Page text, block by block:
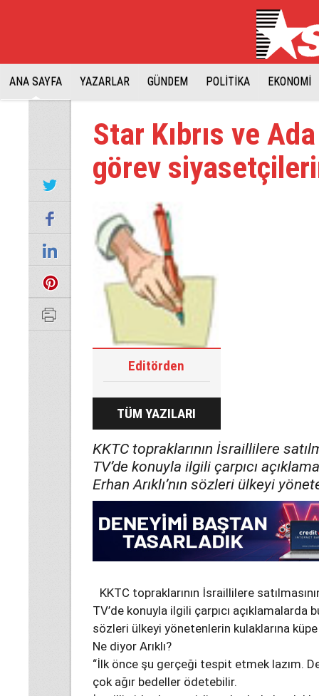
ANA SAYFA YAZARLAR GÜNDEM POLİTİKA EKONOMİ
Star Kıbrıs ve
görev
Editörden
TÜM YAZILARI
KKTC topraklarının İsraillilere
TV’de konuyla ilgili çarpıcı
Erhan Arıklı’nın sözleri ülkeyi
KKTC topraklarının İsraillilere
TV’de konuyla ilgili çarpıcı açıklamalarda
sözleri ülkeyi yönetenlerin kulaklarına küpe
Ne diyor Arıklı?
“İlk önce şu gerçeği tespit etmek lazım.
çok ağır bedeller ödetebilir.